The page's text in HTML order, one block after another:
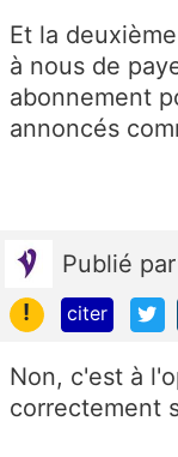
Et la
à nous de
abonnement
annoncés
Publié par
!
citer
Non, c'est à
correctement